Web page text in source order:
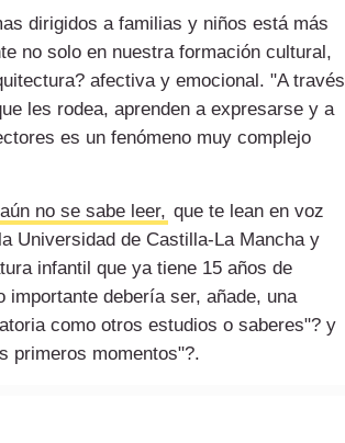
dirigidos a familias y niños está más
no solo en nuestra formación cultural,
afectiva y emocional. "A través
les rodea, aprenden a expresarse y a
es un fenómeno muy complejo
aún no se sabe leer, que te lean en voz
Universidad de Castilla-La Mancha y
infantil que ya tiene 15 años de
debería ser, añade, una
como otros estudios o saberes"? y
primeros momentos"?.